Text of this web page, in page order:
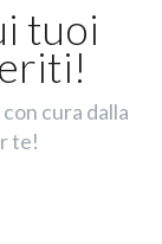
tuoi
cura dalla
te!